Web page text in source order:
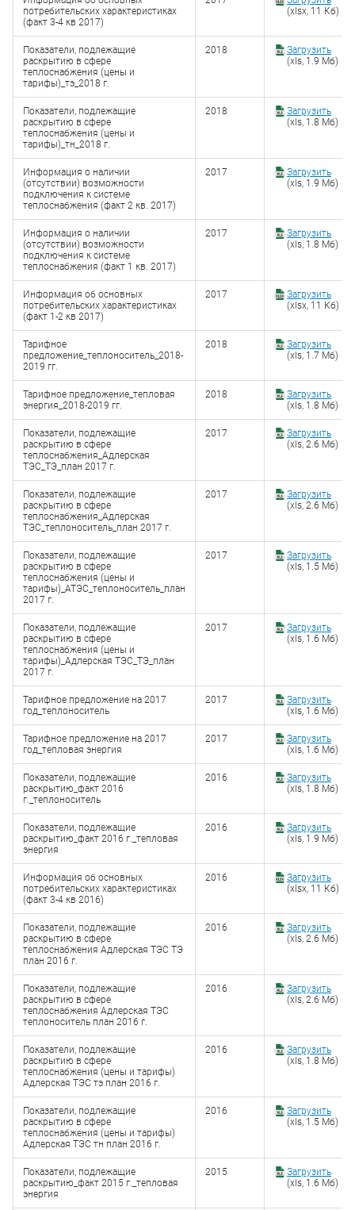
потребительских характеристиках
(факт 3-4 кв 2017)
(xlsx, 11 Кб)
Показатели, подлежащие
раскрытию в сфере
теплоснабжения (цены и
тарифы)_тэ_2018 г.
2018
Загрузить
(xls, 1.9 Мб)
Показатели, подлежащие
раскрытию в сфере
теплоснабжения (цены и
тарифы)_тн_2018 г.
2018
Загрузить
(xls, 1.8 Мб)
Информация о наличии
(отсутствии) возможности
подключения к системе
теплоснабжения (факт 2 кв. 2017)
2017
Загрузить
(xls, 1.9 Мб)
Информация о наличии
(отсутствии) возможности
подключения к системе
теплоснабжения (факт 1 кв. 2017)
2017
Загрузить
(xls, 1.8 Мб)
Информация об основных
потребительских характеристиках
(факт 1-2 кв 2017)
2017
Загрузить
(xlsx, 11 Кб)
Тарифное
предложение_теплоноситель_2018-
2019 гг.
2018
Загрузить
(xls, 1.7 Мб)
Тарифное предложение_тепловая
энергия_2018-2019 гг.
2018
Загрузить
(xls, 1.8 Мб)
Показатели, подлежащие
раскрытию в сфере
теплоснабжения_Адлерская
ТЭС_ТЭ_план 2017 г.
2017
Загрузить
(xls, 2.6 Мб)
Показатели, подлежащие
раскрытию в сфере
теплоснабжения_Адлерская
ТЭС_теплоноситель_план 2017 г.
2017
Загрузить
(xls, 2.6 Мб)
Показатели, подлежащие
раскрытию в сфере
теплоснабжения (цены и
тарифы)_АТЭС_теплоноситель_план
2017 г.
2017
Загрузить
(xls, 1.5 Мб)
Показатели, подлежащие
раскрытию в сфере
теплоснабжения (цены и
тарифы)_Адлерская ТЭС_ТЭ_план
2017 г.
2017
Загрузить
(xls, 1.6 Мб)
Тарифное предложение на 2017
год_теплоноситель
2017
Загрузить
(xls, 1.6 Мб)
Тарифное предложение на 2017
год_тепловая энергия
2017
Загрузить
(xls, 1.6 Мб)
Показатели, подлежащие
раскрытию_факт 2016
г._теплоноситель
2016
Загрузить
(xls, 1.8 Мб)
Показатели, подлежащие
раскрытию_факт 2016 г._тепловая
энергия
2016
Загрузить
(xls, 1.9 Мб)
Информация об основных
потребительских характеристиках
(факт 3-4 кв 2016)
2016
Загрузить
(xlsx, 11 Кб)
Показатели, подлежащие
раскрытию в сфере
теплоснабжения Адлерская ТЭС ТЭ
план 2016 г.
2016
Загрузить
(xls, 2.6 Мб)
Показатели, подлежащие
раскрытию в сфере
теплоснабжения Адлерская ТЭС
теплоноситель план 2016 г.
2016
Загрузить
(xls, 2.6 Мб)
Показатели, подлежащие
раскрытию в сфере
теплоснабжения (цены и тарифы)
Адлерская ТЭС тэ план 2016 г.
2016
Загрузить
(xls, 1.8 Мб)
Показатели, подлежащие
раскрытию в сфере
теплоснабжения (цены и тарифы)
Адлерская ТЭС тн план 2016 г.
2016
Загрузить
(xls, 1.5 Мб)
Показатели, подлежащие
раскрытию_факт 2015 г._тепловая
энергия
2015
Загрузить
(xls, 1.6 Мб)